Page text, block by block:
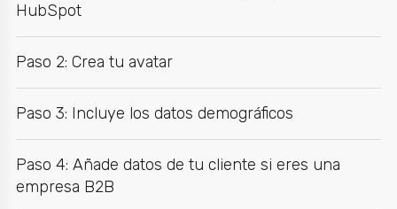
HubSpot
Paso 2: Crea tu avatar
Paso 3: Incluye los datos demográficos
Paso 4: Añade datos de tu cliente si eres una
empresa B2B